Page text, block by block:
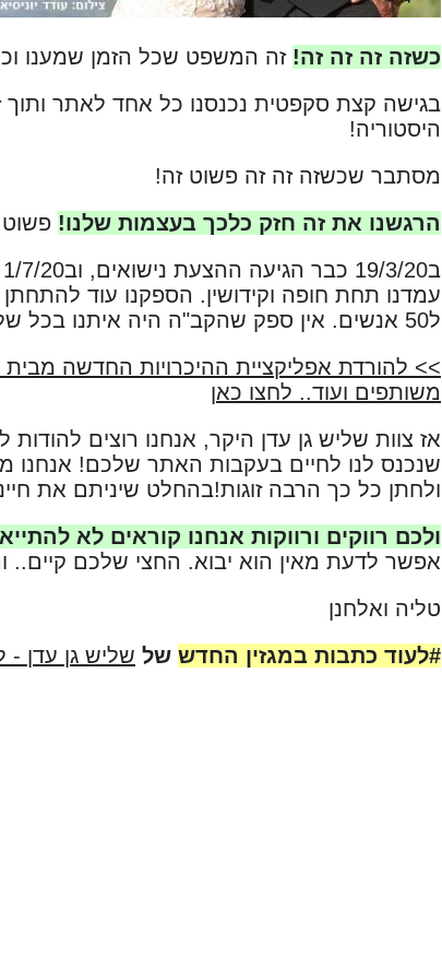
כשזה זה זה זה! זה המשפט שכל הזמן שמענו
היסטוריה!
מסתבר שכשזה זה זה פשוט זה!
הרגשנו את זה חזק כלכך בעצמות שלנו! פשוט
ל50 אנשים. אין ספק שהקב"ה היה איתנו בכל שלב ושלב.
>> להורדת אפליקציית ההיכרויות החדשה מבית
משותפים ועוד.. לחצו כאן
אז צוות שליש גן עדן היקר, אנחנו רוצים
שנכנס לנו לחיים בעקבות האתר שלכם!
ולחתן כל כך הרבה זוגות!בהחלט שיניתם את
ולכם רווקים ורווקות אנחנו קוראים לא
אפשר לדעת מאין הוא יבוא. החצי שלכם קיים..
טליה ואלחנן
#לעוד כתבות במגזין החדש של שליש גן עדן -